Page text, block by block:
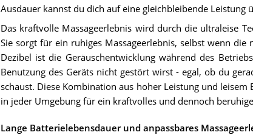
Ausdauer kannst du dich auf eine gleichbleibende Leistung
Das kraftvolle Massageerlebnis wird durch die ultraleise
Sie sorgt für ein ruhiges Massageerlebnis, selbst wenn
Dezibel ist die Geräuschentwicklung während des
Benutzung des Geräts nicht gestört wirst - egal, ob du
schaust. Diese Kombination aus hoher Leistung und
in jeder Umgebung für ein kraftvolles und dennoch
Lange Batterielebensdauer und anpassbares